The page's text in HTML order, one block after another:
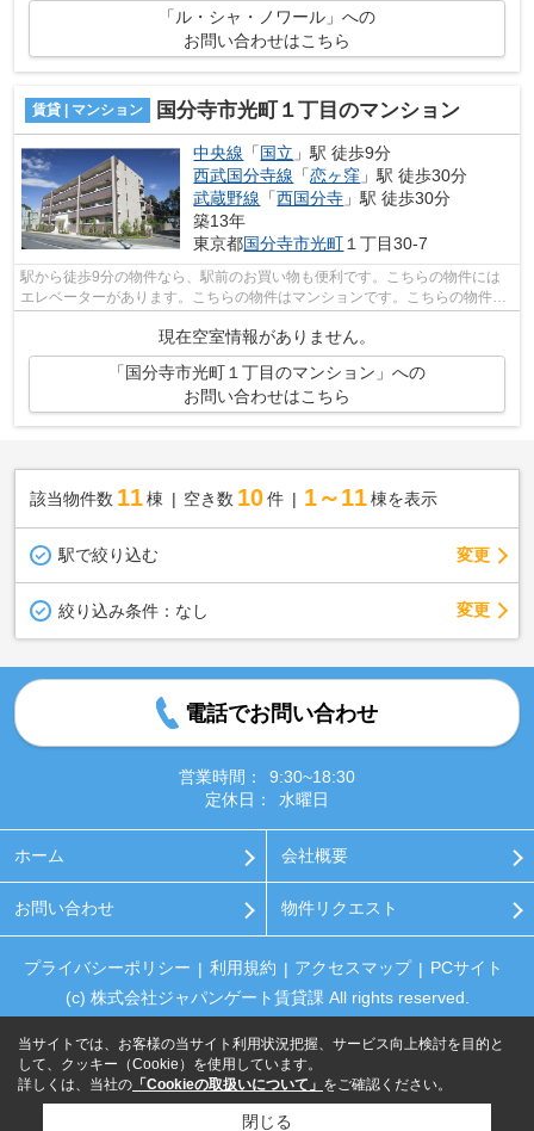
「ル・シャ・ノワール」への
お問い合わせはこちら
賃貸 | マンション 国分寺市光町１丁目のマンション
中央線 「国立 」駅 徒歩9分
西武国分寺線 「恋ヶ窪 」駅 徒歩30分
武蔵野線 「西国分寺 」駅 徒歩30分
築13年
東京都国分寺市光町 １丁目30-7
駅から徒歩9分の物件なら、駅前のお買い物も便利です。こちらの物件には
エレベーターがあります。こちらの物件はマンションです。こちらの物件は
自走式駐車場がご利用いただけます。で...
現在空室情報がありません。
「国分寺市光町１丁目のマンション」への
お問い合わせはこちら
該当物件数 11棟 空き数 10 件 1～11 棟を表示
駅で絞り込む 変更
絞り込み条件： なし 変更
電話でお問い合わせ
営業時間：
9:30~18:30
定休日：
水曜日
ホーム 会社概要
お問い合わせ 物件リクエスト
プライバシーポリシー 利用規約 アクセスマップ
PCサイト
(c) 株式会社ジャパンゲート賃貸課 All rights reserved.
当サイトでは、お客様の当サイト利用状況把握、サービス向上検討を目的と
して、クッキー（Cookie）を使用しています。
詳しくは、当社の 「Cookieの取扱いについて」 をご確認ください。
閉じる